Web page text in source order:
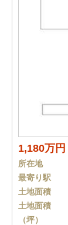
1,180万円
所在地
最寄り駅
土地面積
土地面積
（坪）